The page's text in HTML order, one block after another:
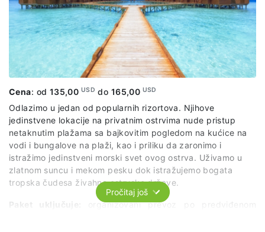
Cena: od 135,00 USD do 165,00 USD
Odlazimo u jedan od popularnih rizortova. Njihove
jedinstvene lokacije na privatnim ostrvima nude pristup
netaknutim plažama sa bajkovitim pogledom na kućice na
vodi i bungalove na plaži, kao i priliku da zaronimo i
istražimo jedinstveni morski svet ovog ostrva. Uživamo u
zlatnom suncu i mekom pesku dok istražujemo bogata
tropska čudesa živahne ostrvske države.
Paket uključuje:
organizovani prevoz po predviđenom
Pročitaj još